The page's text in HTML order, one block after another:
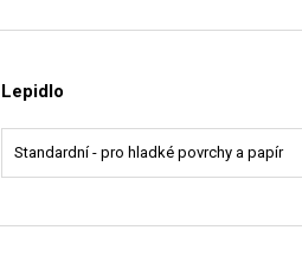
Lepidlo